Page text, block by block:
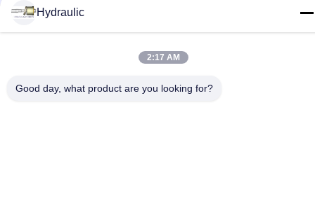
ই-মেইল
ফুড়ং ইন্ডাস্ট্রিয়াল পার্ক, জিশান জেলা, উক্সি সিটি
Hydraulic
2:17 AM
Good day, what product are you looking for?